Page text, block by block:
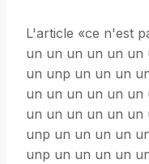
L'article «ce n'est
un un un un un un
un unp un un un
un un un un un un
un un un un un un
unp un un un un
unp un un un un